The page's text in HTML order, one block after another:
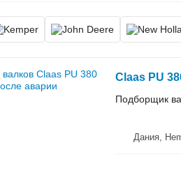
Claas PU
Подборщик
Дания,